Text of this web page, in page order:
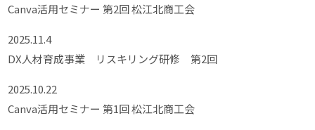
Canva活用セミナー 第2回 松江北商工会
2025.11.4
DX人材育成事業 リスキリング研修 第2回
2025.10.22
Canva活用セミナー 第1回 松江北商工会